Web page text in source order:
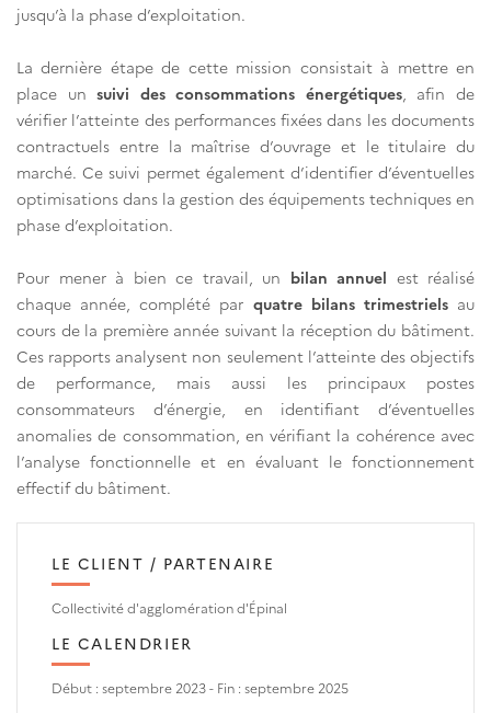
jusqu’à la phase d’exploitation.
La dernière étape de cette mission consistait à mettre en
place unsuivi des consommations énergétiques, afin de
vérifier l’atteinte des performances fixées dans les documents
contractuels entre la maîtrise d’ouvrage et le titulaire du
marché. Ce suivi permet également d’identifier d’éventuelles
optimisations dans la gestion des équipements techniques en
phase d’exploitation.
Pour mener à bien ce travail, un bilan annuel est réalisé
chaque année, complété par quatre bilans trimestrielsau
cours de la première année suivant la réception du bâtiment.
Ces rapports analysent non seulement l’atteinte des objectifs
de performance, mais aussi les principaux postes
consommateurs d’énergie, en identifiant d’éventuelles
anomalies de consommation, en vérifiant la cohérence avec
l’analyse fonctionnelle et en évaluant le fonctionnement
effectif du bâtiment.
LE CLIENT / PARTENAIRE
Collectivité d'agglomération d'Épinal
LE CALENDRIER
Début : septembre 2023 - Fin : septembre 2025